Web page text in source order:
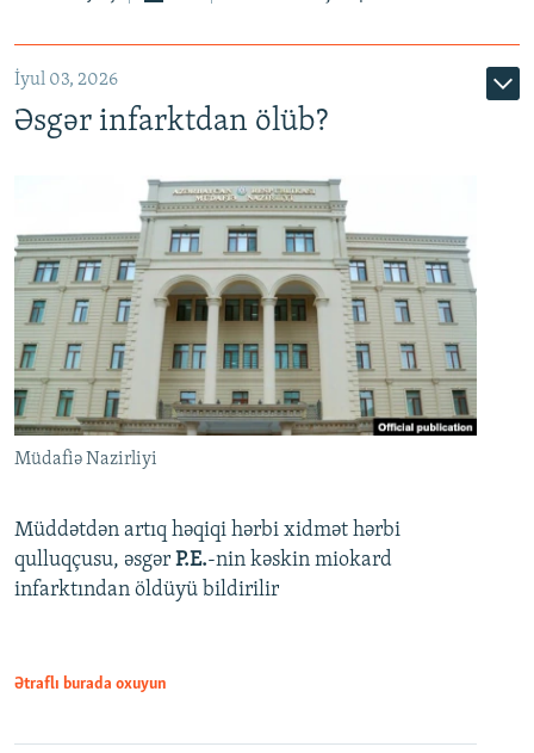
720p 1080p
İyul 03, 2026
Əsgər infarktdan ölüb?
Müdafiə Nazirliyi
Müddətdən artıq həqiqi hərbi xidmət hərbi
qulluqçusu, əsgər P.E.-nin kəskin miokard
infarktından öldüyü bildirilir
Ətraflı burada oxuyun